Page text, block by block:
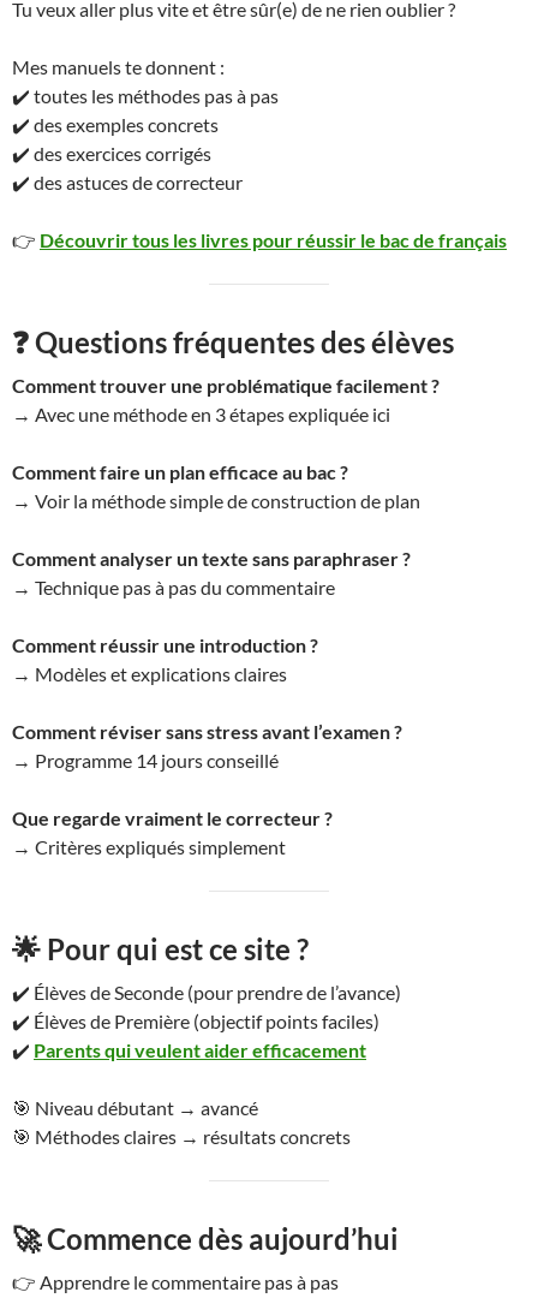
Tu veux aller plus vite et être sûr(e) de ne rien oublier ?
Mes manuels te donnent :
✔️ toutes les méthodes pas à pas
✔️ des exemples concrets
✔️ des exercices corrigés
✔️ des astuces de correcteur
👉 Découvrir tous les livres pour réussir le bac de français
❓ Questions fréquentes des élèves
Comment trouver une problématique facilement ?
→ Avec une méthode en 3 étapes expliquée ici
Comment faire un plan efficace au bac ?
→ Voir la méthode simple de construction de plan
Comment analyser un texte sans paraphraser ?
→ Technique pas à pas du commentaire
Comment réussir une introduction ?
→ Modèles et explications claires
Comment réviser sans stress avant l’examen ?
→ Programme 14 jours conseillé
Que regarde vraiment le correcteur ?
→ Critères expliqués simplement
🌟 Pour qui est ce site ?
✔️ Élèves de Seconde (pour prendre de l’avance)
✔️ Élèves de Première (objectif points faciles)
✔️ Parents qui veulent aider efficacement
🎯 Niveau débutant → avancé
🎯 Méthodes claires → résultats concrets
🚀 Commence dès aujourd’hui
👉 Apprendre le commentaire pas à pas